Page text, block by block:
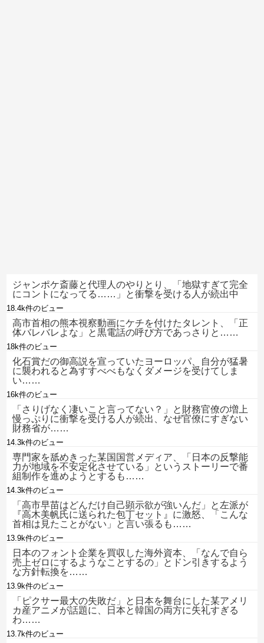
ジャンポケ斎藤と代理人のやりとり、「地獄すぎて完全
にコントになってる……」と衝撃を受ける人が続出中
18.4k件のビュー
高市首相の熊本視察動画にケチを付けたタレント、「正
体バレバレよな」と黒電話の呼び方であっさりと……
18k件のビュー
化石賞だの御高説を宣っていたヨーロッパ、自分が猛暑
に襲われると為すすべべもなくダメージを受けてしま
い……
16k件のビュー
「さりげなく凄いこと言ってない？」と財務官僚の増上
慢っぷりに衝撃を受ける人が続出、なぜ官僚にすぎない
財務省が……
14.3k件のビュー
専門家を舐めきった某国国営メディア、「日本の反撃能
力が地域を不安定化させている」というストーリーで番
組制作を進めようとするも……
14.3k件のビュー
「高市早苗はどんだけ自己顕示欲が強いんだ」と左派が
『高木美帆氏に送られた包丁セット』に激怒、「こんな
首相は見たことがない」と言い張るも……
13.9k件のビュー
日本のフォント企業を買収した海外資本、「なんで自ら
売上ゼロにするようなことするの」とドン引きするよう
な方針転換を……
13.9k件のビュー
「ピクサー最大の失敗だ」と日本を舞台にした某アメリ
カ産アニメが話題に、日本と韓国の両方に失礼すぎる
わ……
13.7k件のビュー